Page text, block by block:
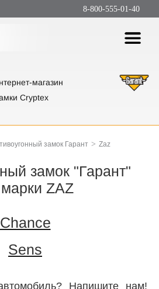
8-800-555-01-40
магазин
Cryptex
замок Гарант > Zaz
замок "Гарант"
ZAZ
Chance
Sens
Напишите нам!